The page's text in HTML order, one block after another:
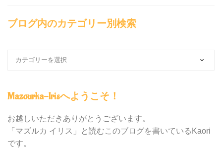
ブログ内のカテゴリー別検索
の
テ
ゴ
ー
Mazourka-Irisへようこそ！
お越しいただきありがとうございます。
「マズルカ イリス」と読むこのブログを書いているKaori
です。